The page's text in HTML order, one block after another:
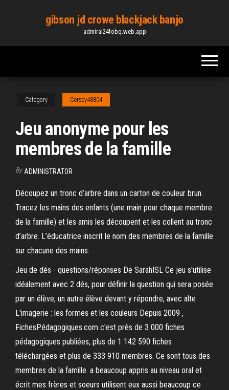
content
gibson jd crowe blackjack banjo
admiral24fobq.web.app
Category Cersey48804
Jeu anonyme pour les
membres de la famille
By ADMINISTRATOR
Découpez un tronc d’arbre dans un carton de couleur brun.
Tracez les mains des enfants (une main pour chaque membre
de la famille) et les amis les découpent et les collent au tronc
d’arbre. L’éducatrice inscrit le nom des membres de la famille
sur chacune des mains.
Jeu de dés - questions/réponses De SarahISL Ce jeu s'utilise
idéalement avec 2 dés, pour définir la question qui sera posée
par un élève, un autre élève devant y répondre, avec alte
L'imagerie : les formes et les couleurs Depuis 2009 ,
FichesPédagogiques.com c'est près de 3 000 fiches
pédagogiques publiées, plus de 1 142 590 fiches
téléchargées et plus de 333 910 membres. Ce sont tous des
membres de la famille. a beaucoup appris au niveau oral et
écrit mes frères et soeurs utilisent eux aussi beaucoup ce